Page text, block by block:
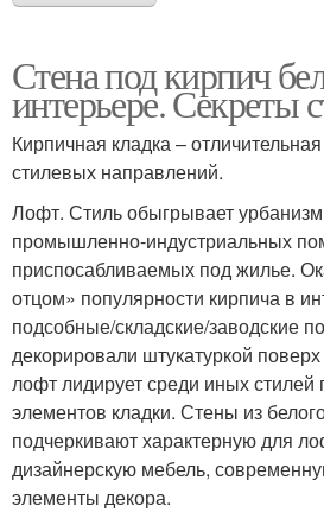
Стена под кирпич
интерьере. Секреты
Кирпичная кладка –
стилевых направлений.
Лофт. Стиль обыгрывает
промышленно-индустриальных
приспосабливаемых под жилье.
отцом» популярности кирпича в
подсобные/складские/заводские
декорировали штукатуркой
лофт лидирует среди иных стилей
элементов кладки. Стены из
подчеркивают характерную для
дизайнерскую мебель,
элементы декора.